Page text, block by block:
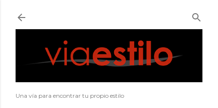
Una vía para encontrar tu propio estilo